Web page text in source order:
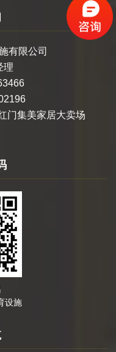
，使用寿命可达10年。
有限公司
理
门集美家居大卖场
设施